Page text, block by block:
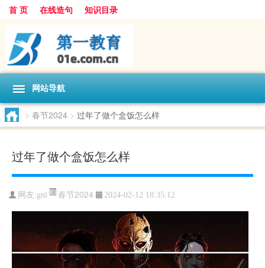
首 页 在线造句 知识目录
网站导航
> 春节2024 > 过年了做个盒饭怎么样
过年了做个盒饭怎么样
网友:gnl 春节2024 2024-02-12 18:35:12